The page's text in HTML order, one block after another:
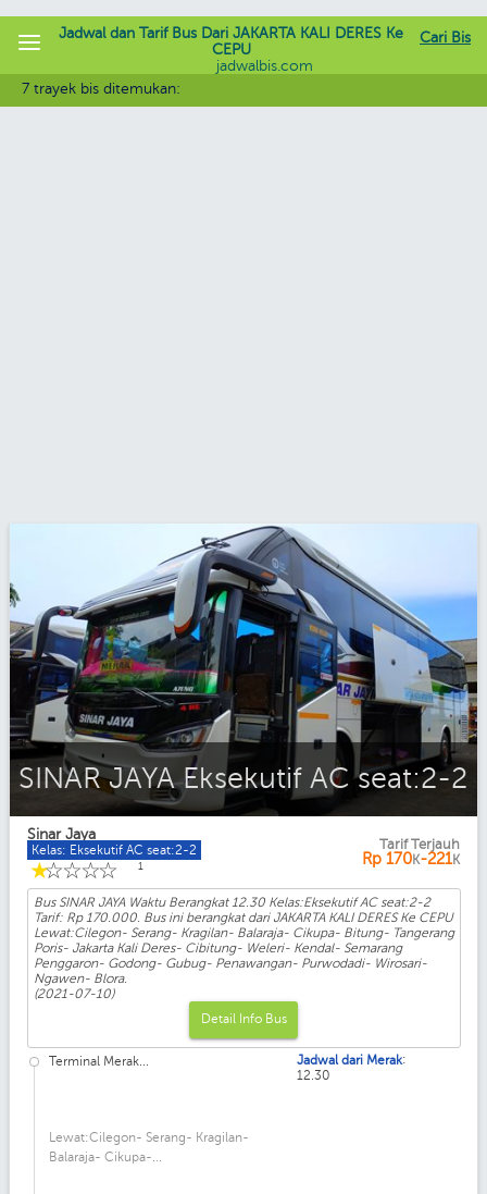
Cari Bis
Jadwal dan Tarif Bus Dari JAKARTA KALI DERES Ke
CEPU
jadwalbis.com
7 trayek bis ditemukan:
SINAR JAYA Eksekutif AC seat:2-2
Sinar Jaya
Kelas: Eksekutif AC seat:2-2
☆
☆
☆
☆
☆ 1
Tarif Terjauh
Rp 170K-221K
Bus SINAR JAYA Waktu Berangkat 12.30 Kelas:Eksekutif AC seat:2-2
Tarif: Rp 170.000. Bus ini berangkat dari JAKARTA KALI DERES Ke CEPU
Lewat:Cilegon- Serang- Kragilan- Balaraja- Cikupa- Bitung- Tangerang
Poris- Jakarta Kali Deres- Cibitung- Weleri- Kendal- Semarang
Penggaron- Godong- Gubug- Penawangan- Purwodadi- Wirosari-
Ngawen- Blora.
(2021-07-10)
Detail Info Bus
Terminal Merak...
Lewat:Cilegon- Serang- Kragilan-
Balaraja- Cikupa-...
Jadwal dari Merak:
12.30